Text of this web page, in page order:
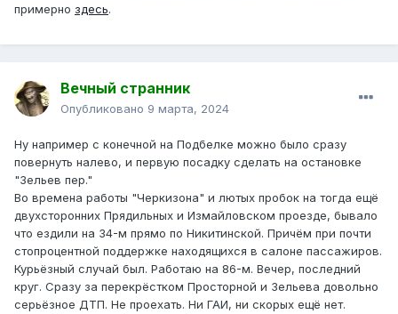
примерно здесь.
Вечный странник
Опубликовано 9 марта, 2024
Ну например с конечной на Подбелке можно было сразу
повернуть налево, и первую посадку сделать на остановке
"Зельев пер."
Во времена работы "Черкизона" и лютых пробок на тогда ещё
двухсторонних Прядильных и Измайловском проезде, бывало
что ездили на 34-м прямо по Никитинской. Причём при почти
стопроцентной поддержке находящихся в салоне пассажиров.
Курьёзный случай был. Работаю на 86-м. Вечер, последний
круг. Сразу за перекрёстком Просторной и Зельева довольно
серьёзное ДТП. Не проехать. Ни ГАИ, ни скорых ещё нет.